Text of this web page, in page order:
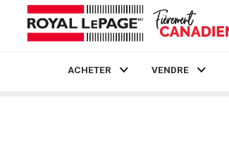
ACHETER VENDRE